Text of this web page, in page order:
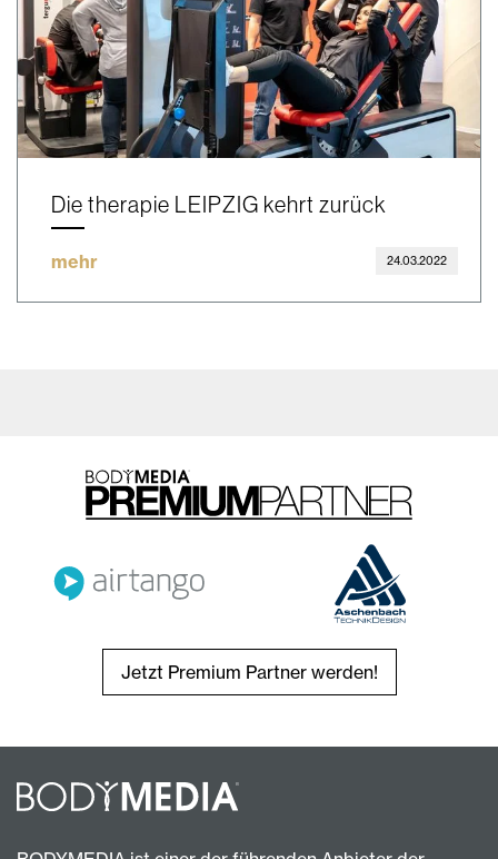
Die therapie LEIPZIG kehrt zurück
mehr 24.03.2022
Jetzt Premium Partner werden!